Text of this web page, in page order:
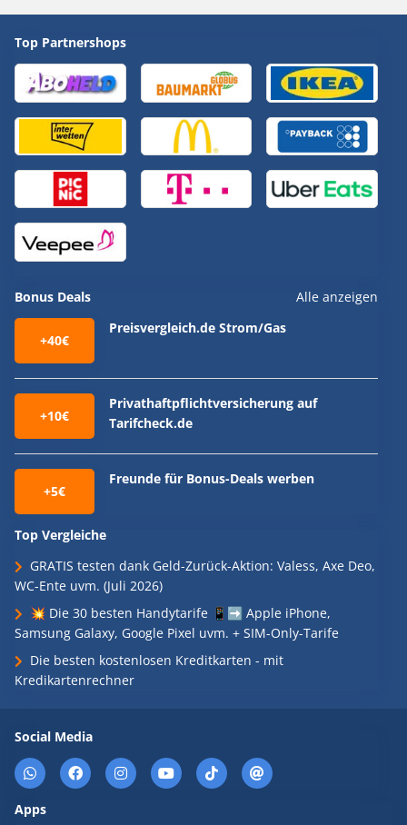
Top Partnershops
Bonus Deals Alle anzeigen
+40€
Preisvergleich.de Strom/Gas
+10€
Privathaftpflichtversicherung auf
Tarifcheck.de
+5€
Freunde für Bonus-Deals werben
Top Vergleiche
GRATIS testen dank Geld-Zurück-Aktion: Valess, Axe Deo,
WC-Ente uvm. (Juli 2026)
💥 Die 30 besten Handytarife 📱➡️ Apple iPhone,
Samsung Galaxy, Google Pixel uvm. + SIM-Only-Tarife
Die besten kostenlosen Kreditkarten - mit
Kredikartenrechner
Social Media
Apps